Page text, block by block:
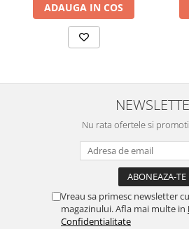
ADAUGA IN COS
Nu rata ofertele si
Vreau sa primesc newsletter
magazinului. Afla mai multe in
Confidentialitate